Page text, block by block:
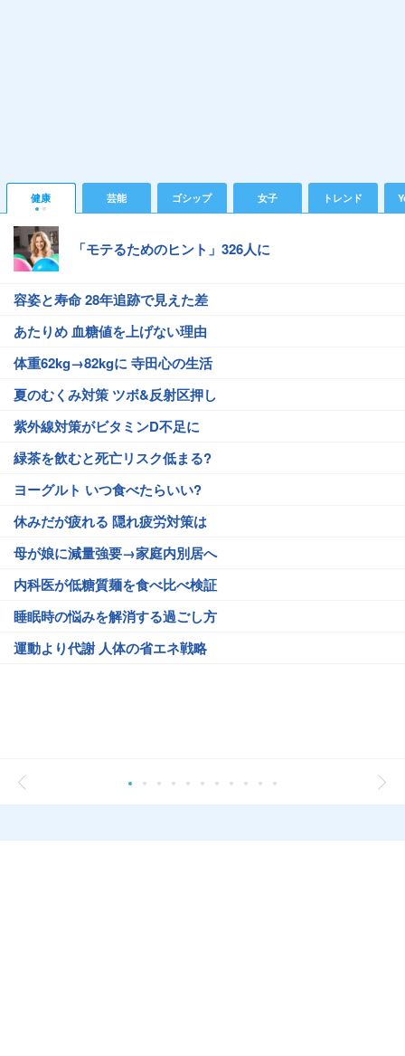
健康 芸能 ゴシップ 女子 トレンド
「モテるためのヒント」326人に
容姿と寿命 28年追跡で見えた差
あたりめ 血糖値を上げない理由
体重62kg→82kgに 寺田心の生活
夏のむくみ対策 ツボ&反射区押し
紫外線対策がビタミンD不足に
緑茶を飲むと死亡リスク低まる?
ヨーグルト いつ食べたらいい?
休みだが疲れる 隠れ疲労対策は
母が娘に減量強要→家庭内別居へ
内科医が低糖質麺を食べ比べ検証
睡眠時の悩みを解消する過ごし方
運動より代謝 人体の省エネ戦略